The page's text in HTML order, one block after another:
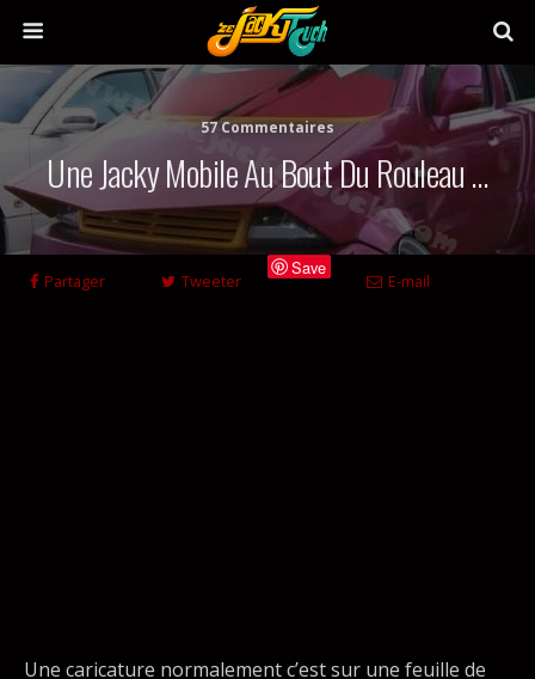
57 Commentaires
Une Jacky Mobile Au Bout Du Rouleau …
Partager Tweeter
Save
E-mail
Une caricature normalement c’est sur une feuille de